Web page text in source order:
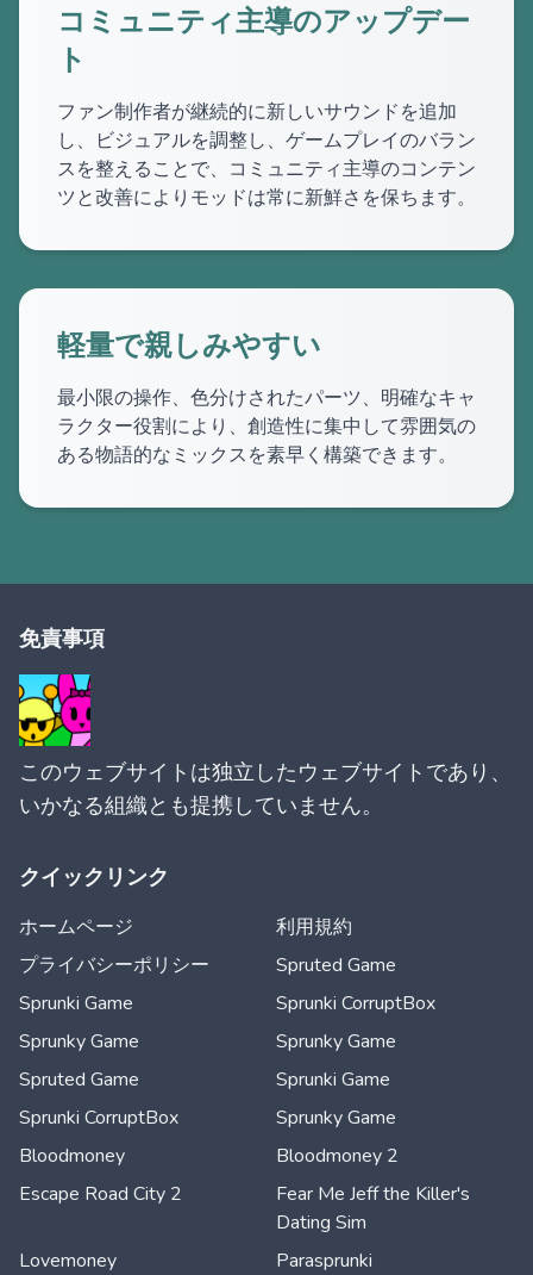
コミュニティ主導のアップデー
ト
ファン制作者が継続的に新しいサウンドを追加
し、ビジュアルを調整し、ゲームプレイのバラン
スを整えることで、コミュニティ主導のコンテン
ツと改善によりモッドは常に新鮮さを保ちます。
軽量で親しみやすい
最小限の操作、色分けされたパーツ、明確なキャ
ラクター役割により、創造性に集中して雰囲気の
ある物語的なミックスを素早く構築できます。
免責事項
このウェブサイトは独立したウェブサイトであり、
いかなる組織とも提携していません。
クイックリンク
ホームページ
利用規約
プライバシーポリシー
Spruted Game
Sprunki Game
Sprunki CorruptBox
Sprunky Game
Sprunky Game
Spruted Game
Sprunki Game
Sprunki CorruptBox
Sprunky Game
Bloodmoney
Bloodmoney 2
Escape Road City 2
Fear Me Jeff the Killer's
Dating Sim
Lovemoney
Parasprunki